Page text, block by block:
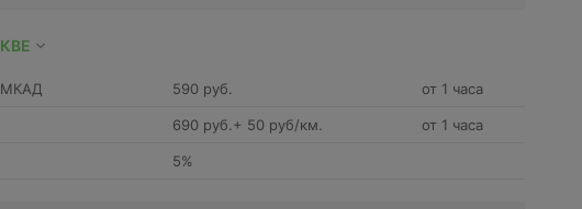
МКАД 590 руб. от 1 часа
690 руб.+ 50 руб/км. от 1 часа
5%